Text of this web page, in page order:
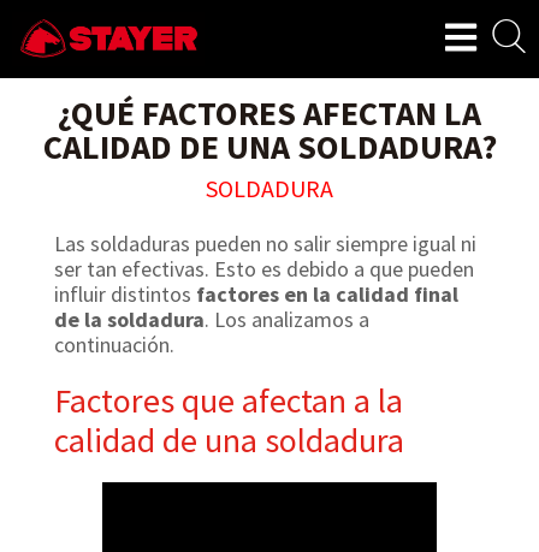
¿QUÉ FACTORES AFECTAN LA
CALIDAD DE UNA SOLDADURA?
SOLDADURA
Las soldaduras pueden no salir siempre igual ni
ser tan efectivas. Esto es debido a que pueden
influir distintos factores en la calidad final
de la soldadura. Los analizamos a
continuación.
Factores que afectan a la
calidad de una soldadura